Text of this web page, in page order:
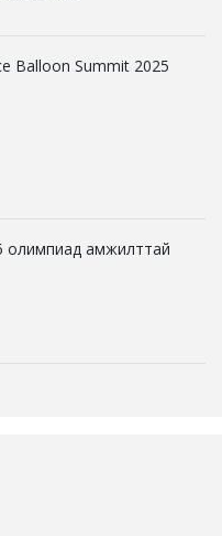
Balloon Summit 2025
олимпиад амжилттай